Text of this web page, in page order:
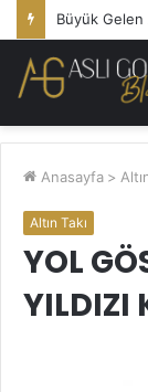
Büyük Gelen
Anasayfa >
Altın Takı
YOL
YILDIZI